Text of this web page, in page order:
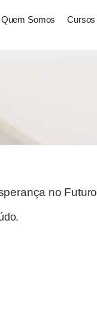
Quem Somos Cursos
no Futuro